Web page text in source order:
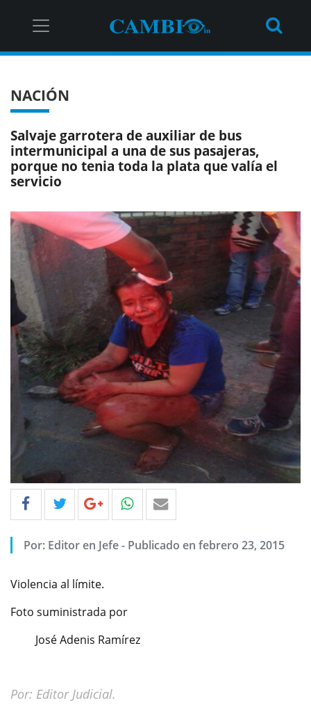
NACIÓN
Salvaje garrotera de auxiliar de bus
intermunicipal a una de sus pasajeras,
porque no tenia toda la plata que valía el
servicio
Por: Editor en Jefe - Publicado en febrero 23, 2015
Violencia al límite.
Foto suministrada por
José Adenis Ramírez
Por: Editor Judicial.